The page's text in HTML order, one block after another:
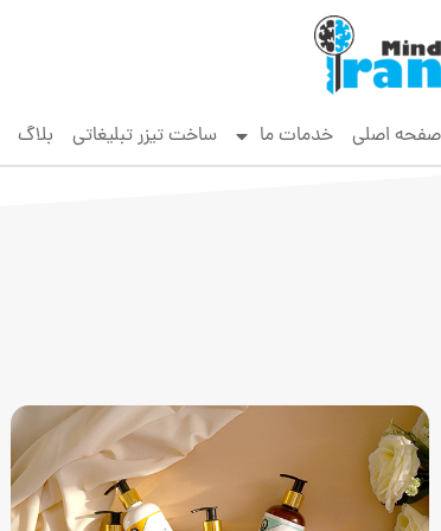
صفحه اصلی خدمات ما ساخت تیزر تبلیغاتی بلاگ